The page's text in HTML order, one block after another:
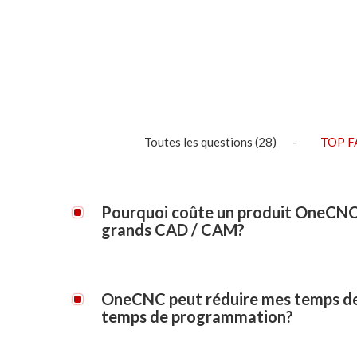
Toutes les questions (28) TOP
Pourquoi coûte un produit
grands CAD / CAM?
produit entièrement intégré développé en interne
compatibilité ou de support de produits tiers
OneCNC peut réduire mes temps
temps de programmation?